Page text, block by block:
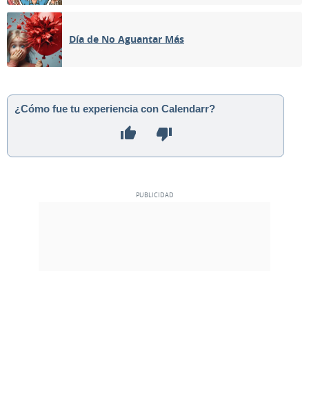
Día de No Aguantar Más
¿Cómo fue tu experiencia con Calendarr?